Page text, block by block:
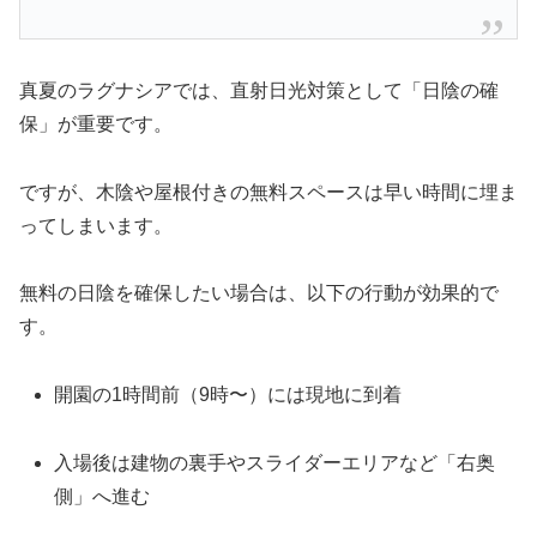
真夏のラグナシアでは、直射日光対策として「日陰の確
保」が重要です。
ですが、木陰や屋根付きの無料スペースは早い時間に埋ま
ってしまいます。
無料の日陰を確保したい場合は、以下の行動が効果的で
す。
開園の1時間前（9時〜）には現地に到着
入場後は建物の裏手やスライダーエリアなど「右奥
側」へ進む